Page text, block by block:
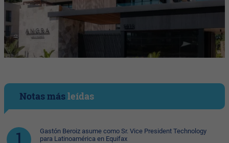
Notas másleídas
Gastón Beroiz asume como Sr. Vice President Technology
para Latinoamérica en Equifax